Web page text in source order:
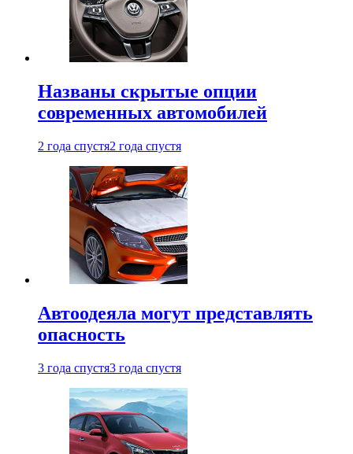
Названы скрытые опции
современных автомобилей
2 года спустя2 года спустя
Автоодеяла могут представлять
опасность
3 года спустя3 года спустя